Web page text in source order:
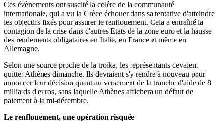
Ces évènements ont suscité la colère de la communauté
internationale, qui a vu la Grèce échouer dans sa tentative d'atteindre
les objectifs fixés pour assurer le renflouement. Cela a entraîné la
contagion de la crise dans d'autres Etats de la zone euro et la hausse
des rendements obligataires en Italie, en France et même en
Allemagne.
Selon une source proche de la troïka, les représentants devaient
quitter Athènes dimanche. Ils devraient s'y rendre à nouveau pour
annoncer leur décision quant au versement de la tranche d'aide de 8
milliards d'euros, sans laquelle Athènes affichera un défaut de
paiement à la mi-décembre.
Le renflouement, une opération risquée